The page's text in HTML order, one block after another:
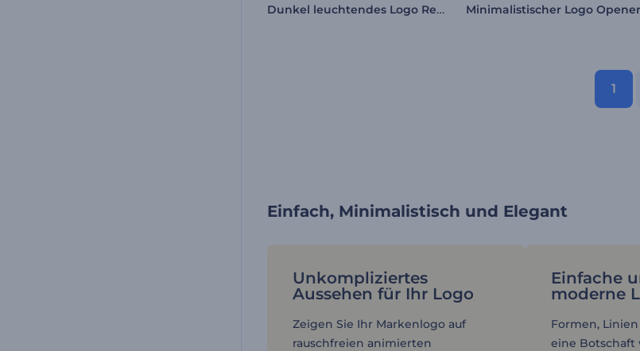
Dunkel leuchtendes Logo Reveal Minimalistischer Logo Opener
1
Einfach, Minimalistisch und Elegant
Unkompliziertes
Aussehen für Ihr Logo
Zeigen Sie Ihr Markenlogo auf
rauschfreien animierten
Einfache
moderne
Formen,
eine